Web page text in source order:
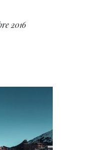
2016